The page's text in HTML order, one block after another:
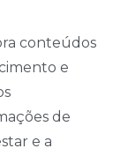
conteúdos
e
de
e a